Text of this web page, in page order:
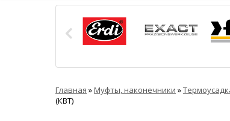
Главная »Муфты, наконечники »
(КВТ)